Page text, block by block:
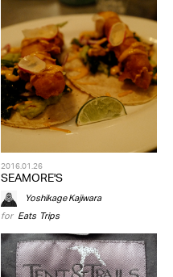
2016.01.26
SEAMORE'S
Yoshikage Kajiwara
for Eats, Trips